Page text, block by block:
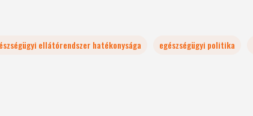
ellátórendszer hatékonysága egészségügyi politika